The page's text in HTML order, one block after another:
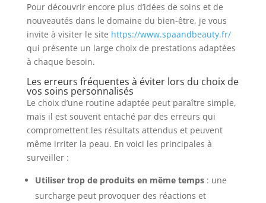
Pour découvrir encore plus d’idées de soins et de
nouveautés dans le domaine du bien-être, je vous
invite à visiter le site https://www.spaandbeauty.fr/
qui présente un large choix de prestations adaptées
à chaque besoin.
Les erreurs fréquentes à éviter lors du choix de
vos soins personnalisés
Le choix d’une routine adaptée peut paraître simple,
mais il est souvent entaché par des erreurs qui
compromettent les résultats attendus et peuvent
même irriter la peau. En voici les principales à
surveiller :
Utiliser trop de produits en même temps: une
surcharge peut provoquer des réactions et